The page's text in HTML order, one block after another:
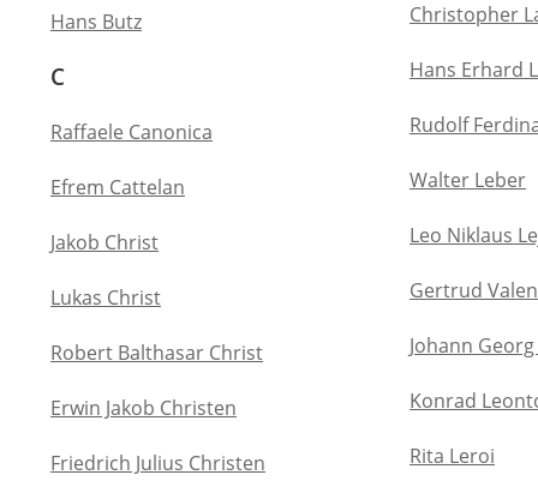
Hans Butz
C
Raffaele Canonica
Efrem Cattelan
Jakob Christ
Lukas Christ
Robert Balthasar Christ
Erwin Jakob Christen
Friedrich Julius Christen
Christopher
Hans Erhard
Rudolf
Walter Leber
Leo Niklaus
Gertrud
Johann
Konrad
Rita Leroi